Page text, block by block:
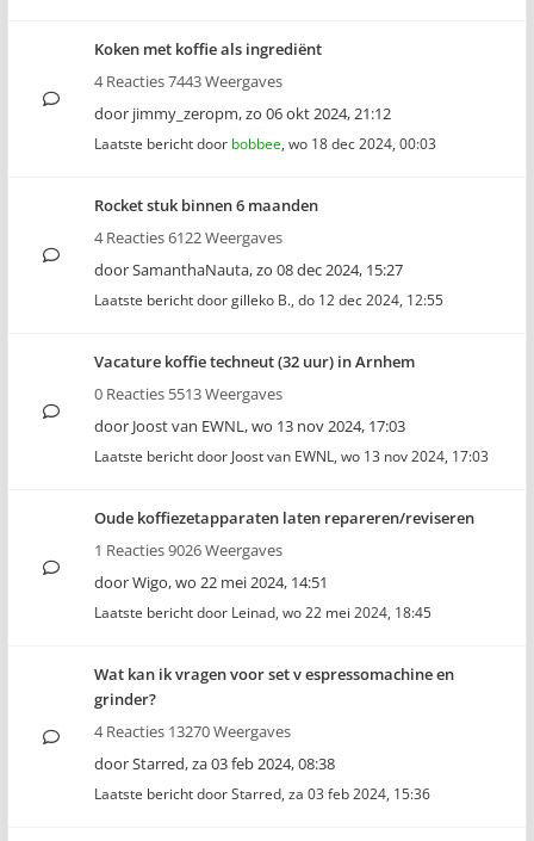
Koken met koffie als ingrediënt
4 Reacties 7443 Weergaves
door jimmy_zeropm,zo 06 okt 2024, 21:12
Laatste bericht door bobbee, wo 18 dec 2024, 00:03
Rocket stuk binnen 6 maanden
4 Reacties 6122 Weergaves
doorSamanthaNauta,zo 08 dec 2024, 15:27
Laatste bericht doorgilleko B., do 12 dec 2024, 12:55
Vacature koffie techneut (32 uur) in Arnhem
0 Reacties 5513 Weergaves
door Joost van EWNL,wo 13 nov 2024, 17:03
Laatste bericht door Joost van EWNL, wo 13 nov 2024, 17:03
Oude koffiezetapparaten laten repareren/reviseren
1 Reacties 9026 Weergaves
doorWigo,wo 22 mei 2024, 14:51
Laatste bericht door Leinad, wo 22 mei 2024, 18:45
Wat kan ik vragen voor set v espressomachine en
grinder?
4 Reacties 13270 Weergaves
doorStarred,za 03 feb 2024, 08:38
Laatste bericht doorStarred, za 03 feb 2024, 15:36